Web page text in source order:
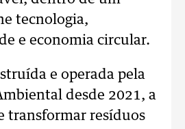
tecnologia,
e economia circular.
e operada pela
desde 2021, a
transformar resíduos